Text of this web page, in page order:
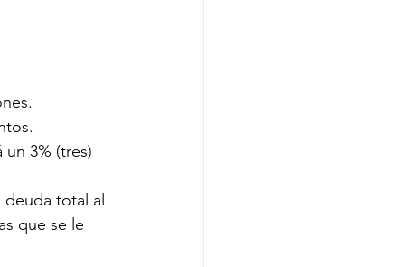
3% (tres)
deuda total al
que se le